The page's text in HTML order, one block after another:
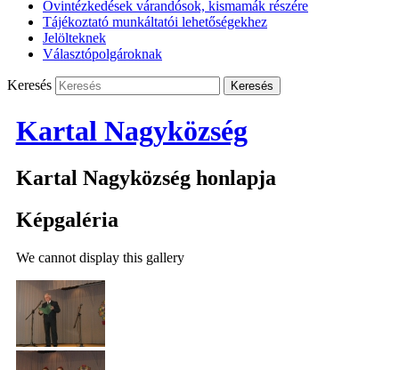
Óvintézkedések várandósok, kismamák részére
Tájékoztató munkáltatói lehetőségekhez
Jelölteknek
Választópolgároknak
Keresés
Kartal Nagyközség
Kartal Nagyközség honlapja
Képgaléria
We cannot display this gallery